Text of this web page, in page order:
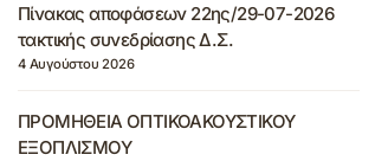
Πίνακας αποφάσεων 22ης/29-07-2026
τακτικής συνεδρίασης Δ.Σ.
4 Αυγούστου 2026
ΠΡΟΜΗΘΕΙΑ ΟΠΤΙΚΟΑΚΟΥΣΤΙΚΟΥ
ΕΞΟΠΛΙΣΜΟΥ